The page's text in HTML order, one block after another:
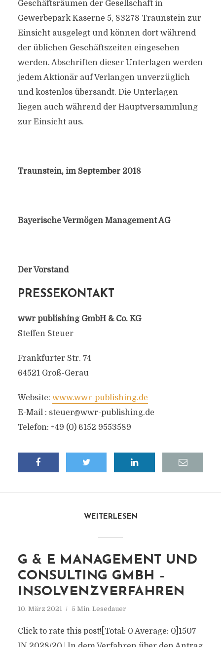
Geschäftsräumen der Gesellschaft in
Gewerbepark Kaserne 5, 83278 Traunstein zur
Einsicht ausgelegt und können dort während
der üblichen Geschäftszeiten eingesehen
werden. Abschriften dieser Unterlagen werden
jedem Aktionär auf Verlangen unverzüglich
und kostenlos übersandt. Die Unterlagen
liegen auch während der Hauptversammlung
zur Einsicht aus.
Traunstein, im September 2018
Bayerische Vermögen Management AG
Der Vorstand
PRESSEKONTAKT
wwr publishing GmbH & Co. KG
Steffen Steuer
Frankfurter Str. 74
64521 Groß-Gerau
Website: www.wwr-publishing.de
E-Mail : steuer@wwr-publishing.de
Telefon: +49 (0) 6152 9553589
WEITERLESEN
G & E MANAGEMENT UND
CONSULTING GMBH –
INSOLVENZVERFAHREN
10. März 2021 5 Min. Lesedauer
Click to rate this post![Total: 0 Average: 0]1507